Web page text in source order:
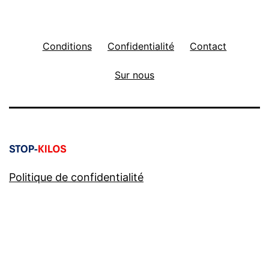
Conditions Confidentialité Contact
Sur nous
Politique de confidentialité